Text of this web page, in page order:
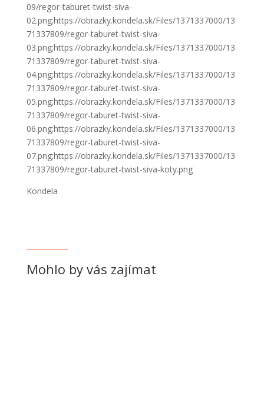
09/regor-taburet-twist-siva-
02.png;https://obrazky.kondela.sk/Files/1371337000/13
71337809/regor-taburet-twist-siva-
03.png;https://obrazky.kondela.sk/Files/1371337000/13
71337809/regor-taburet-twist-siva-
04.png;https://obrazky.kondela.sk/Files/1371337000/13
71337809/regor-taburet-twist-siva-
05.png;https://obrazky.kondela.sk/Files/1371337000/13
71337809/regor-taburet-twist-siva-
06.png;https://obrazky.kondela.sk/Files/1371337000/13
71337809/regor-taburet-twist-siva-
07.png;https://obrazky.kondela.sk/Files/1371337000/13
71337809/regor-taburet-twist-siva-koty.png
Kondela
Mohlo by vás zajímat